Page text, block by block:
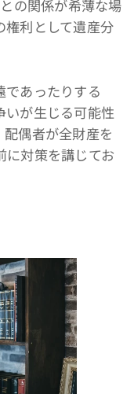
の関係が希薄な場
権利として遺産分
あったりする
いが生じる可能性
偶者が全財産を
に対策を講じてお